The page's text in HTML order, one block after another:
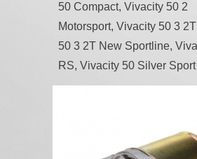
50 Compact, Vivacity 50 2
Motorsport, Vivacity 50 3
50 3 2T New Sportline,
RS, Vivacity 50 Silver Sport